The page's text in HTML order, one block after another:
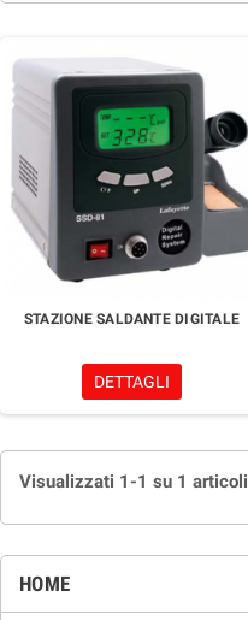
HOME
STAZIONE SALDANTE DIGITALE
DETTAGLI
Visualizzati 1-1 su 1 articoli